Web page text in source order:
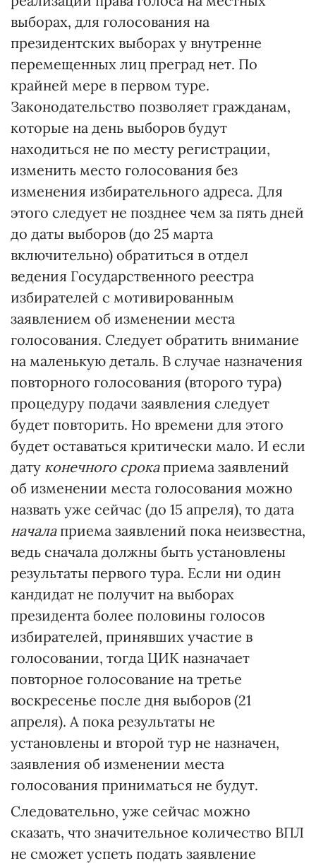
выборах, для голосования на
президентских выборах у внутренне
перемещенных лиц преград нет. По
крайней мере в первом туре.
Законодательство позволяет гражданам,
которые на день выборов будут
находиться не по месту регистрации,
изменить место голосования без
изменения избирательного адреса. Для
этого следует не позднее чем за пять дней
до даты выборов (до 25 марта
включительно) обратиться в отдел
ведения Государственного реестра
избирателей с мотивированным
заявлением об изменении места
голосования. Следует обратить внимание
на маленькую деталь. В случае назначения
повторного голосования (второго тура)
процедуру подачи заявления следует
будет повторить. Но времени для этого
будет оставаться критически мало. И если
дату конечного срокаприема заявлений
об изменении места голосования можно
назвать уже сейчас (до 15 апреля), то дата
началаприема заявлений пока неизвестна,
ведь сначала должны быть установлены
результаты первого тура. Если ни один
кандидат не получит на выборах
президента более половины голосов
избирателей, принявших участие в
голосовании, тогда ЦИК назначает
повторное голосование на третье
воскресенье после дня выборов (21
апреля). А пока результаты не
установлены и второй тур не назначен,
заявления об изменении места
голосования приниматься не будут.
Следовательно, уже сейчас можно
сказать, что значительное количество ВПЛ
не сможет успеть подать заявление